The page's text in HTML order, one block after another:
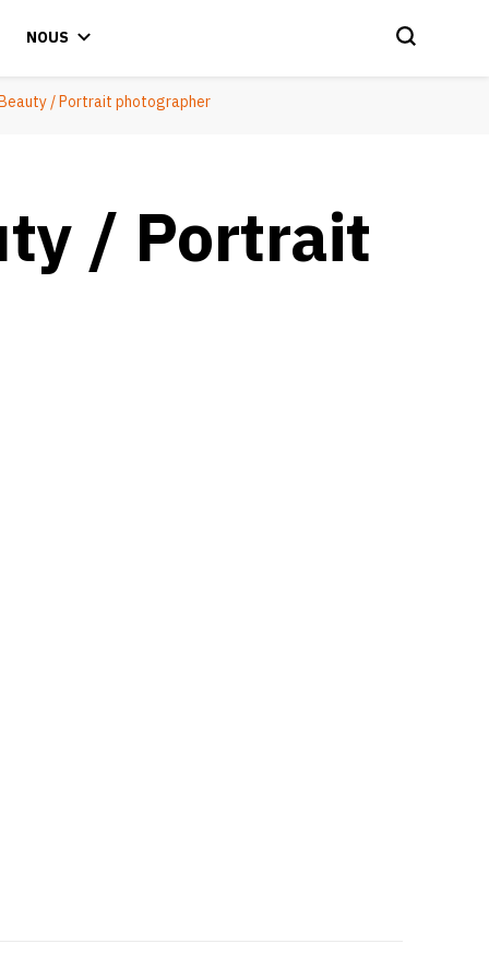
NOUS
/ Portrait photographer
/ Portrait